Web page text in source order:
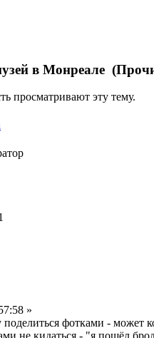
в Монреале
просматривают эту тему.
»
поделиться фотками - может